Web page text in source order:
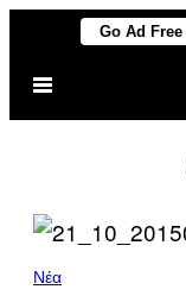
Μετάβαση
περιεχόμενο
Go Ad Free
Ανοίξτε
μενού
Νέα